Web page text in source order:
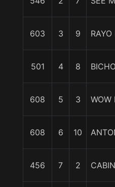
603 3 9
501 4 8
608 5 3 WOW
608 6 10
456 7 2